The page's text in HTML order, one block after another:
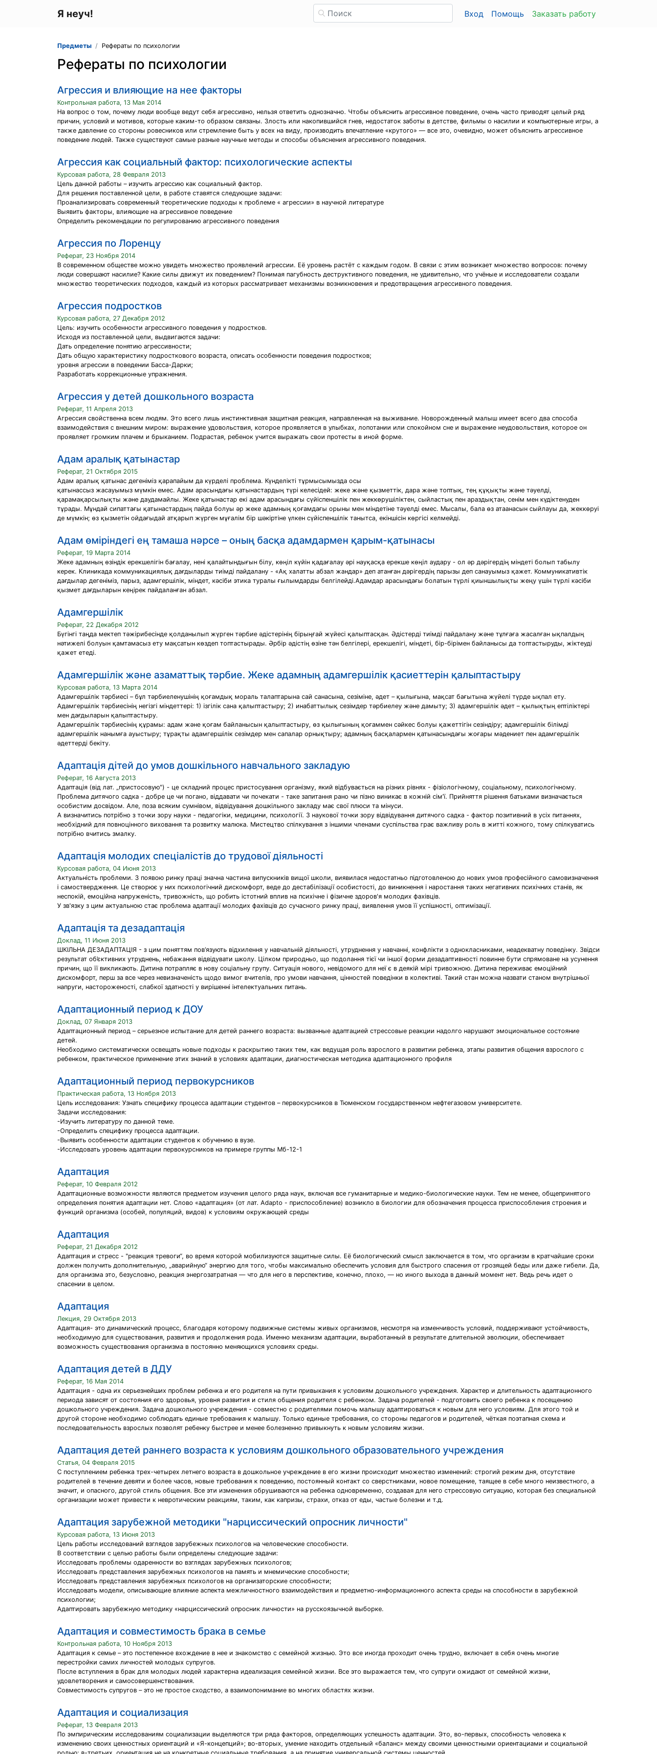
Я неуч! Вход Помощь Заказать работу
Предметы Рефераты по психологии
Рефераты по психологии
Агрессия и влияющие на нее факторы
Контрольная работа, 13 Мая 2014
На вопрос о том, почему люди вообще ведут себя агрессивно, нельзя ответить однозначно. Чтобы объяснить агрессивное поведение, очень часто приводят целый ряд
причин, условий и мотивов, которые каким-то образом связаны. Злость или накопившийся гнев, недостаток заботы в детстве, фильмы о насилии и компьютерные игры, а
также давление со стороны ровесников или стремление быть у всех на виду, производить впечатление «крутого» — все это, очевидно, может объяснить агрессивное
поведение людей. Также существуют самые разные научные методы и способы объяснения агрессивного поведения.
Агрессия как социальный фактор: психологические аспекты
Курсовая работа, 28 Февраля 2013
Цель данной работы – изучить агрессию как социальный фактор.
Для решения поставленной цели, в работе ставятся следующие задачи:
Проанализировать современный теоретические подходы к проблеме « агрессии» в научной литературе
Выявить факторы, влияющие на агрессивное поведение
Определить рекомендации по регулированию агрессивного поведения
Агрессия по Лоренцу
Реферат, 23 Ноября 2014
В современном обществе можно увидеть множество проявлений агрессии. Её уровень растёт с каждым годом. В связи с этим возникает множество вопросов: почему
люди совершают насилие? Какие силы движут их поведением? Понимая пагубность деструктивного поведения, не удивительно, что учёные и исследователи создали
множество теоретических подходов, каждый из которых рассматривает механизмы возникновения и предотвращения агрессивного поведения.
Агрессия подростков
Курсовая работа, 27 Декабря 2012
Цель: изучить особенности агрессивного поведения у подростков.
Исходя из поставленной цели, выдвигаются задачи:
Дать определение понятию агрессивности;
Дать общую характеристику подросткового возраста, описать особенности поведения подростков;
уровня агрессии в поведении Басса-Дарки;
Разработать коррекционные упражнения.
Агрессия у детей дошкольного возраста
Реферат, 11 Апреля 2013
Агрессия свойственна всем людям. Это всего лишь инстинктивная защитная реакция, направленная на выживание. Новорожденный малыш имеет всего два способа
взаимодействия с внешним миром: выражение удовольствия, которое проявляется в улыбках, лопотании или спокойном сне и выражение неудовольствия, которое он
проявляет громким плачем и брыканием. Подрастая, ребенок учится выражать свои протесты в иной форме.
Адам аралық қатынастар
Реферат, 21 Октября 2015
Адам аралық қатынас дегенiмiз қарапайым да күрделi проблема. Күнделiктi тұрмысымызда осы
қатынассыз жасауымыз мүмкiн емес. Адам арасындағы қатынастардың түрi келесiдей: жеке жəне қызметтiк, дара жəне топтық, тең құқықты жəне тəуелдi,
қарамақарсылықты жəне даудамайлы. Жеке қатынастар екi адам арасындағы сүйiспеншiлiк пен жеккөрушiлiктен, сыйластық пен араздықтан, сенiм мен күдiктенуден
тұрады. Мұндай сипаттағы қатынастардың пайда болуы əр жеке адамның қоғамдағы орыны мен мiндетiне тəуелдi емес. Мысалы, бала өз атаанасын сыйлауы да, жеккөруi
де мүмкiн; өз қызметiн ойдағыдай атқарып жүрген мұғалiм бiр шəкiртiне үлкен сүйiспеншiлiк танытса, екiншiсiн көргiсi келмейдi.
Адам өміріндегі ең тамаша нәрсе – оның басқа адамдармен қарым-қатынасы
Реферат, 19 Марта 2014
Жеке адамның өзіндік ерекшелігін бағалау, нені қалайтындығын білу, көңіл күйін қадағалау әрі науқасқа ерекше көңіл аудару - ол әр дәрігердің міндеті болып табылу
керек. Клиникада коммуникациялық дағдыларды тиімді пайдалану - «Ақ халатты абзал жандар» деп атанған дәрігердің парызы деп санауымыз қажет. Коммуникативтік
дағдылар дегеніміз, парыз, адамгершілік, міндет, кәсіби этика туралы ғылымдарды белгілейді.Адамдар арасындағы болатын түрлі қиыншылықты жеңу үшін түрлі кәсіби
қызмет дағдыларын кеңірек пайдаланған абзал.
Адамгершілік
Реферат, 22 Декабря 2012
Бүгінгі таңда мектеп тәжірибесінде қолданылып жүрген тәрбие әдістерінің бірыңғай жүйесі қалыптасқан. Әдістерді тиімді пайдалану және тұлғаға жасалған ықпалдың
нәтижелі болуын қамтамасыз ету мақсатын көздеп топтастырады. Әрбір әдістің өзіне тән белгілері, ерекшелігі, міндеті, бір-бірімен байланысы да топтастыруды, жіктеуді
қажет етеді.
Адамгершілік және азаматтық тәрбие. Жеке адамның адамгершілік қасиеттерін қалыптастыру
Курсовая работа, 13 Марта 2014
Адамгершілік тәрбиесі – бұл тәрбиеленушінің қоғамдық мораль талаптарына сай санасына, сезіміне, әдет – қылығына, мақсат бағытына жүйелі түрде ықпал ету.
Адамгершілік тәрбиесінің негізгі міндеттері: 1) ізгілік сана қалыптастыру; 2) инабаттылық сезімдер тәрбиелеу және дамыту; 3) адамгершілік әдет – қылықтың ептіліктері
мен дағдыларын қалыптастыру.
Адамгершілік тәрбиесінің құрамы: адам және қоғам байланысын қалыптастыру, өз қылығының қоғаммен сәйкес болуы қажеттігін сезіндіру; адамгершілік білімді
адамгершілік нанымға ауыстыру; тұрақты адамгершілік сезімдер мен сапалар орнықтыру; адамның басқалармен қатынасындағы жоғары мәдениет пен адамгершілік
әдеттерді бекіту.
Адаптація дітей до умов дошкільного навчального закладую
Реферат, 16 Августа 2013
Адаптація (від лат. „пристосовую") - це складний процес пристосування організму, який відбувається на різних рівнях - фізіологічному, соціальному, психологічному.
Проблема дитячого садка - добре це чи погано, віддавати чи почекати - таке запитання рано чи пізно виникає в кожній сім'ї. Прийняття рішення батьками визначається
особистим досвідом. Але, поза всяким сумнівом, відвідування дошкільного закладу має свої плюси та мінуси.
А визначитись потрібно з точки зору науки - педагогіки, медицини, психології. З наукової точки зору відвідування дитячого садка - фактор позитивний в усіх питаннях,
необхідний для повноцінного виховання та розвитку малюка. Мистецтво спілкування з іншими членами суспільства грає важливу роль в житті кожного, тому спілкуватись
потрібно вчитись змалку.
Адаптація молодих спеціалістів до трудової діяльності
Курсовая работа, 04 Июня 2013
Актуальність проблеми. З появою ринку праці значна частина випускників вищої школи, виявилася недостатньо підготовленою до нових умов професійного самовизначення
і самоствердження. Це створює у них психологічний дискомфорт, веде до дестабілізації особистості, до виникнення і наростання таких негативних психічних станів, як
неспокій, емоційна напруженість, тривожність, що робить істотний вплив на психічне і фізичне здоров'я молодих фахівців.
У зв'язку з цим актуальною стає проблема адаптації молодих фахівців до сучасного ринку праці, виявлення умов її успішності, оптимізації.
Адаптація та дезадаптація
Доклад, 11 Июня 2013
ШКІЛЬНА ДЕЗАДАПТАЦІЯ - з цим поняттям пов’язують відхилення у навчальній діяльності, утруднення у навчанні, конфлікти з однокласниками, неадекватну поведінку. Звідси
результат об’єктивних утруднень, небажання відвідувати школу. Цілком природньо, що подолання тієї чи іншої форми дезадаптивності повинне бути спрямоване на усунення
причин, що її викликають. Дитина потрапляє в нову соціальну групу. Ситуація нового, невідомого для неї є в деякій мірі тривожною. Дитина переживає емоційний
дискомфорт, перш за все через невизначеність щодо вимог вчителів, про умови навчання, цінностей поведінки в колективі. Такий стан можна назвати станом внутрішньої
напруги, настороженості, слабкої здатності у вирішенні інтелектуальних питань.
Адаптационный период к ДОУ
Доклад, 07 Января 2013
Адаптационный период – серьезное испытание для детей раннего возраста: вызванные адаптацией стрессовые реакции надолго нарушают эмоциональное состояние
детей.
Необходимо систематически освещать новые подходы к раскрытию таких тем, как ведущая роль взрослого в развитии ребенка, этапы развития общения взрослого с
ребенком, практическое применение этих знаний в условиях адаптации, диагностическая методика адаптационного профиля
Адаптационный период первокурсников
Практическая работа, 13 Ноября 2013
Цель исследования: Узнать специфику процесса адаптации студентов – первокурсников в Тюменском государственном нефтегазовом университете.
Задачи исследования:
-Изучить литературу по данной теме.
-Определить специфику процесса адаптации.
-Выявить особенности адаптации студентов к обучению в вузе.
-Исследовать уровень адаптации первокурсников на примере группы Мб-12-1
Адаптация
Реферат, 10 Февраля 2012
Адаптационные возможности являются предметом изучения целого ряда наук, включая все гуманитарные и медико-биологические науки. Тем не менее, общепринятого
определения понятия адаптации нет. Слово «адаптация» (от лат. Adapto - приспособление) возникло в биологии для обозначения процесса приспособления строения и
функций организма (особей, популяций, видов) к условиям окружающей среды
Адаптация
Реферат, 21 Декабря 2012
Адаптация и стресс - "реакция тревоги“, во время которой мобилизуются защитные силы. Её биологический смысл заключается в том, что организм в кратчайшие сроки
должен получить дополнительную, „аварийную“ энергию для того, чтобы максимально обеспечить условия для быстрого спасения от грозящей беды или даже гибели. Да,
для организма это, безусловно, реакция энергозатратная — что для него в перспективе, конечно, плохо, — но иного выхода в данный момент нет. Ведь речь идет о
спасении в целом.
Адаптация
Лекция, 29 Октября 2013
Адаптация- это динамический процесс, благодаря которому подвижные системы живых организмов, несмотря на изменчивость условий, поддерживают устойчивость,
необходимую для существования, развития и продолжения рода. Именно механизм адаптации, выработанный в результате длительной эволюции, обеспечивает
возможность существования организма в постоянно меняющихся условиях среды.
Адаптация детей в ДДУ
Реферат, 16 Мая 2014
Адаптация - одна их серьезнейших проблем ребенка и его родителя на пути привыкания к условиям дошкольного учреждения. Характер и длительность адаптационного
периода зависят от состояния его здоровья, уровня развития и стиля общения родителя с ребенком. Задача родителей - подготовить своего ребенка к посещению
дошкольного учреждения. Задача дошкольного учреждения - совместно с родителями помочь малышу адаптироваться к новым для него условиям. Для этого той и
другой стороне необходимо соблюдать единые требования к малышу. Только единые требования, со стороны педагогов и родителей, чёткая поэтапная схема и
последовательность взрослых позволят ребенку быстрее и менее болезненно привыкнуть к новым условиям жизни.
Адаптация детей раннего возраста к условиям дошкольного образовательного учреждения
Статья, 04 Февраля 2015
С поступлением ребенка трех-четырех летнего возраста в дошкольное учреждение в его жизни происходит множество изменений: строгий режим дня, отсутствие
родителей в течение девяти и более часов, новые требования к поведению, постоянный контакт со сверстниками, новое помещение, таящее в себе много неизвестного, а
значит, и опасного, другой стиль общения. Все эти изменения обрушиваются на ребенка одновременно, создавая для него стрессовую ситуацию, которая без специальной
организации может привести к невротическим реакциям, таким, как капризы, страхи, отказ от еды, частые болезни и т.д.
Адаптация зарубежной методики "нарциссический опросник личности"
Курсовая работа, 13 Июня 2013
Цель работы исследований взглядов зарубежных психологов на человеческие способности.
В соответствии с целью работы были определены следующие задачи:
Исследовать проблемы одаренности во взглядах зарубежных психологов;
Исследовать представления зарубежных психологов на память и мнемические способности;
Исследовать представления зарубежных психологов на организаторские способности;
Исследовать модели, описывающие влияние аспекта межличностного взаимодействия и предметно-информационного аспекта среды на способности в зарубежной
психологии;
Адаптировать зарубежную методику «нарциссический опросник личности» на русскоязычной выборке.
Адаптация и совместимость брака в семье
Контрольная работа, 10 Ноября 2013
Адаптация к семье – это постепенное вхождение в нее и знакомство с семейной жизнью. Это все иногда проходит очень трудно, включает в себя очень многие
перестройки самих личностей молодых супругов.
После вступления в брак для молодых людей характерна идеализация семейной жизни. Все это выражается тем, что супруги ожидают от семейной жизни,
удовлетворения и самосовершенствования.
Совместимость супругов – это не простое сходство, а взаимопонимание во многих областях жизни.
Адаптация и социализация
Реферат, 13 Февраля 2013
По эмпирическим исследованиям социализации выделяются три ряда факторов, определяющих успешность адаптации. Это, во-первых, способность человека к
изменению своих ценностных ориентаций и «Я-концепций»; во-вторых, умение находить отдельный «баланс» между своими ценностными ориентациами и социальной